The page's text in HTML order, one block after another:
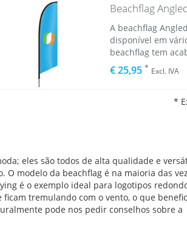
Beachflag
A beachflag
disponível em
beachflag tem
€ 25,95 * Excl. IVA
*
eles são todos de alta qualidade e
modelo da beachflag é na maioria das
é o exemplo ideal para logotipos
tremulando com o vento, o que
pode nos pedir conselhos sobre a